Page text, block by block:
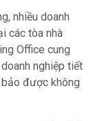
nhiều doanh
các tòa nhà
Office cung
nghiệp tiết
được không